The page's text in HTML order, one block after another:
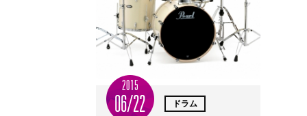
2015
06/22 ドラム